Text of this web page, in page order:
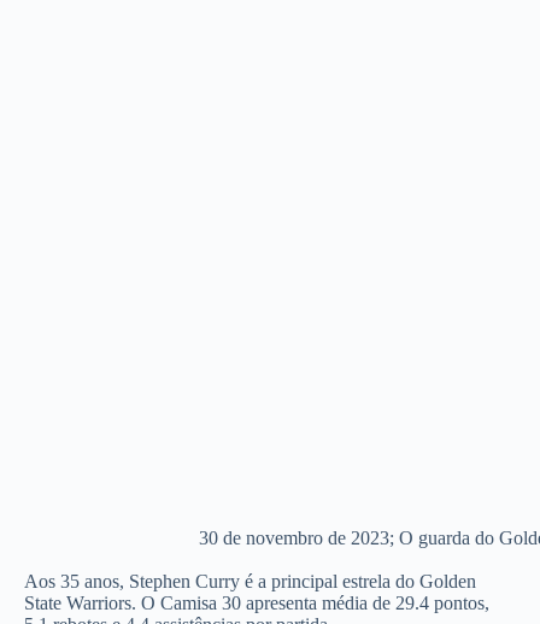
30 de novembro de 2023; O guarda do
Aos 35 anos, Stephen Curry é a principal estrela do Golden
State Warriors. O Camisa 30 apresenta média de 29.4 pontos,